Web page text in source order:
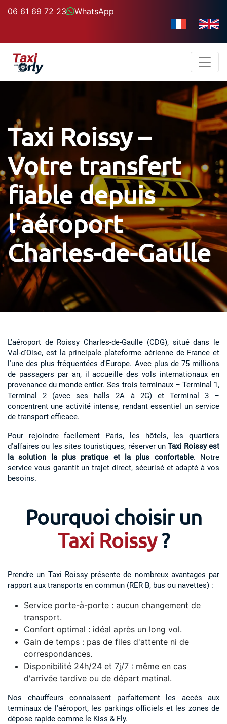
06 61 69 72 23 WhatsApp
Taxi Roissy –
Votre transfert
fiable depuis
l'aéroport
Charles-de-Gaulle
L'aéroport de Roissy Charles-de-Gaulle (CDG), situé dans le
Val-d'Oise, est la principale plateforme aérienne de France et
l'une des plus fréquentées d'Europe. Avec plus de 75 millions
de passagers par an, il accueille des vols internationaux en
provenance du monde entier. Ses trois terminaux – Terminal 1,
Terminal 2 (avec ses halls 2A à 2G) et Terminal 3 –
concentrent une activité intense, rendant essentiel un service
de transport efficace.
Pour rejoindre facilement Paris, les hôtels, les quartiers
d'affaires ou les sites touristiques, réserver unTaxi Roissy est
la solution la plus pratique et la plus confortable. Notre
service vous garantit un trajet direct, sécurisé et adapté à vos
besoins.
Pourquoi choisir un
Taxi Roissy?
Prendre un Taxi Roissy présente de nombreux avantages par
rapport aux transports en commun (RER B, bus ou navettes) :
Service porte-à-porte : aucun changement de
transport.
Confort optimal : idéal après un long vol.
Gain de temps : pas de files d'attente ni de
correspondances.
Disponibilité 24h/24 et 7j/7 : même en cas
d'arrivée tardive ou de départ matinal.
Nos chauffeurs connaissent parfaitement les accès aux
terminaux de l'aéroport, les parkings officiels et les zones de
dépose rapide comme le Kiss & Fly.